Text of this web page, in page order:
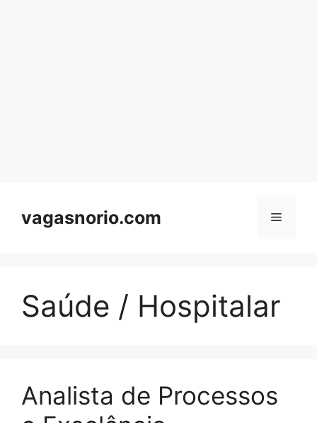
vagasnorio.com Menu
Saúde / Hospitalar
Analista de Processos